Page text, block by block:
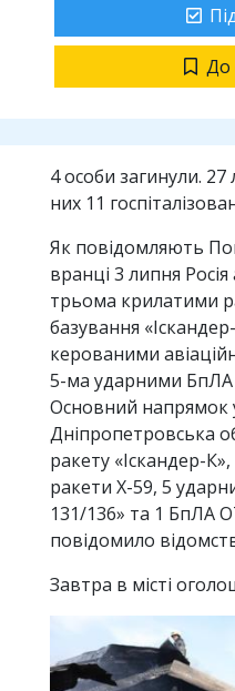
До
4 особи загинули.
них 11
Як повідомляють
вранці 3 липня
трьома крилатими
базування
керованими
5-ма ударними БпЛА
Основний напрямок
Дніпропетровська
ракету «Іскандер-К»,
ракети Х-59, 5
131/136» та 1 БпЛА
повідомило
Завтра в місті